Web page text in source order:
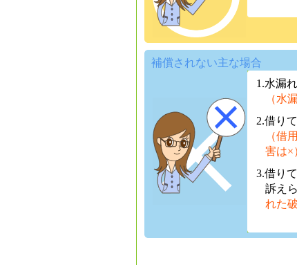
補償されない主な場合
1.水漏
（水
2.借り
（借
害は×
3.借り
訴え
れた